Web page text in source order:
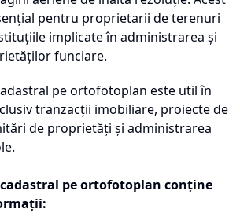
pentru proprietarii de terenuri
implicate în administrarea și
funciare.
pe ortofotoplan este util în
tranzacții imobiliare, proiecte de
de proprietăți și administrarea
pe ortofotoplan conține